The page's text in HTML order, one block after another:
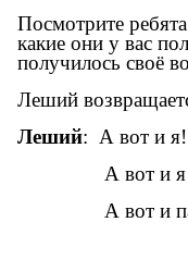
Посмотрите
какие они у вас
получилось своё
Леший
Леший: А вот и я!
А вот и
А вот и